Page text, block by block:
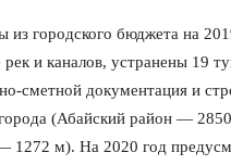
из городского бюджета на
и каналов, устранены 19
сметной документация и
(Абайский район —
м). На 2020 год